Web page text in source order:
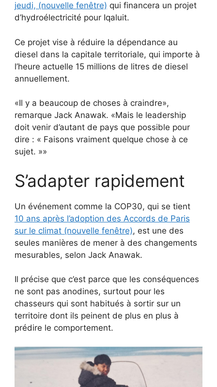
jeudi, (nouvelle fenêtre) qui financera un projet
d’hydroélectricité pour Iqaluit.
Ce projet vise à réduire la dépendance au
diesel dans la capitale territoriale, qui importe à
l’heure actuelle 15 millions de litres de diesel
annuellement.
Il y a beaucoup de choses à craindre ,
remarque Jack Anawak.
Mais le leadership
doit venir d’autant de pays que possible pour
dire : « Faisons vraiment quelque chose à ce
sujet. »
S’adapter rapidement
Un événement comme la COP30, qui se tient
10 ans après l’adoption des Accords de Paris
sur le climat (nouvelle fenêtre), est une des
seules manières de mener à des changements
mesurables, selon Jack Anawak.
Il précise que c’est parce que les conséquences
ne sont pas anodines, surtout pour les
chasseurs qui sont habitués à sortir sur un
territoire dont ils peinent de plus en plus à
prédire le comportement.